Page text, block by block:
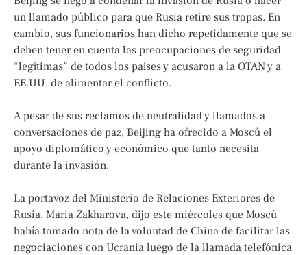
un llamado público para que Rusia retire sus tropas. En
cambio, sus funcionarios han dicho repetidamente que se
deben tener en cuenta las preocupaciones de seguridad
“legítimas” de todos los países y acusaron a la OTAN y a
EE.UU. de alimentar el conflicto.
A pesar de sus reclamos de neutralidad y llamados a
conversaciones de paz, Beijing ha ofrecido a Moscú el
apoyo diplomático y económico que tanto necesita
durante la invasión.
La portavoz del Ministerio de Relaciones Exteriores de
Rusia, Maria Zakharova, dijo este miércoles que Moscú
había tomado nota de la voluntad de China de facilitar las
negociaciones con Ucrania luego de la llamada telefónica